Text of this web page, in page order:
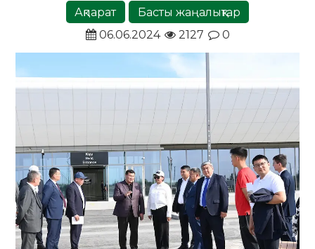
Ақпарат
Басты жаңалықтар
06.06.2024
2127 0